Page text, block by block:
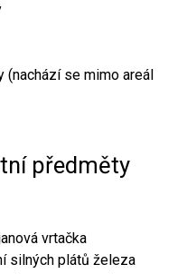
(nachází se mimo areál
předměty
vrtačka
silných plátů železa